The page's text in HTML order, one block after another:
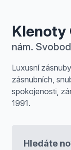
Klenoty
nám.
Luxusní
zásnubních,
spokojenosti,
1991.
Hledáte